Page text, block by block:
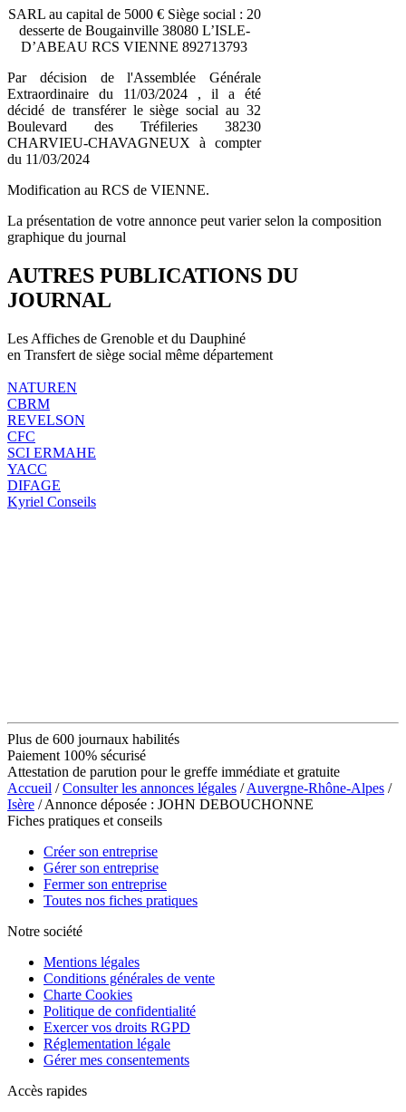
SARL au capital de 5000 € Siège social : 20
desserte de Bougainville 38080 L’ISLE-
D’ABEAU RCS VIENNE 892713793
Par décision de l'Assemblée Générale
Extraordinaire du 11/03/2024 , il a été
décidé de transférer le siège social au 32
Boulevard des Tréfileries 38230
CHARVIEU-CHAVAGNEUX à compter
du 11/03/2024
Modification au RCS de VIENNE.
La présentation de votre annonce peut varier selon la composition
graphique du journal
AUTRES PUBLICATIONS DU
JOURNAL
Les Affiches de Grenoble et du Dauphiné
en Transfert de siège social même département
NATUREN
CBRM
REVELSON
CFC
SCI ERMAHE
YACC
DIFAGE
Kyriel Conseils
Plus de 600 journaux habilités
Paiement 100% sécurisé
Attestation de parution pour le greffe immédiate et gratuite
Accueil /Consulter les annonces légales /Auvergne-Rhône-Alpes /
Isère / Annonce déposée : JOHN DEBOUCHONNE
Fiches pratiques et conseils
Créer son entreprise
Gérer son entreprise
Fermer son entreprise
Toutes nos fiches pratiques
Notre société
Mentions légales
Conditions générales de vente
Charte Cookies
Politique de confidentialité
Exercer vos droits RGPD
Réglementation légale
Gérer mes consentements
Accès rapides